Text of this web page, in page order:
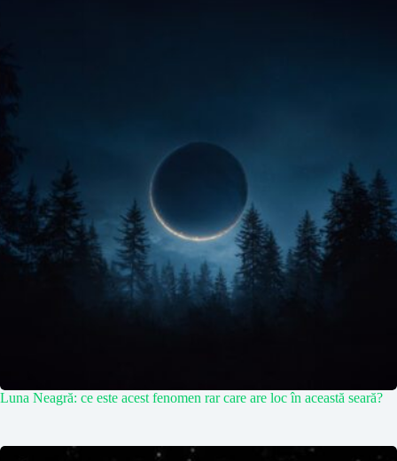
Luna Neagră: ce este acest fenomen rar care are loc în această seară?